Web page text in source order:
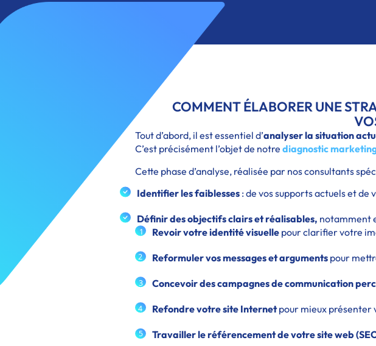
COMMENT ÉLABORER UNE
Tout d’abord, il est essentiel d’analyser la situation
C’est précisément l’objet de notre diagnostic
Cette phase d’analyse, réalisée par nos consultants
Identifier les faiblesses: de vos supports actuels et de
Définir des objectifs clairs et réalisables, notamment
1 Revoir votre identité visuellepour clarifier votre
2 Reformuler vos messages et argumentspour
3 Concevoir des campagnes de communication
4 Refondre votre site Internetpour mieux présenter
5 Travailler le référencement de votre site web